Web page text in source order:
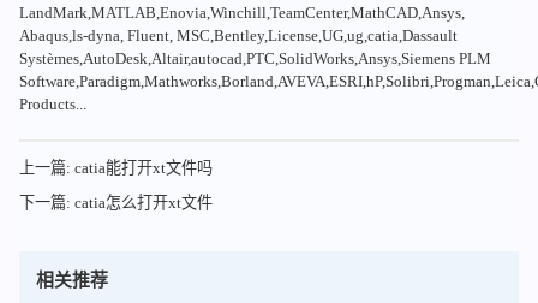
LandMark,MATLAB,Enovia,Winchill,TeamCenter,MathCAD,Ansys,
Abaqus,ls-dyna, Fluent, MSC,Bentley,License,UG,ug,catia,Dassault
Systèmes,AutoDesk,Altair,autocad,PTC,SolidWorks,Ansys,Siemens PLM
Products...
上一篇: catia能打开xt文件吗
下一篇: catia怎么打开xt文件
相关推荐